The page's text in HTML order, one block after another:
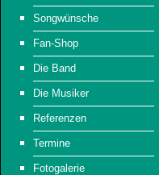
Songwünsche
Fan-Shop
Die Band
Die Musiker
Referenzen
Termine
Fotogalerie